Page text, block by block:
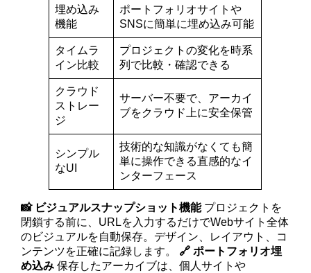
埋め込み
機能
ポートフォリオサイトや
SNSに簡単に埋め込み可能
タイムラ
イン比較
プロジェクトの変化を時系
列で比較・確認できる
クラウド
ストレー
ジ
サーバー不要で、アーカイ
ブをクラウド上に安全保管
シンプル
なUI
技術的な知識がなくても簡
単に操作できる直感的なイ
ンターフェース
📸 ビジュアルスナップショット機能プロジェクトを
閉鎖する前に、URLを入力するだけでWebサイト全体
のビジュアルを自動保存。デザイン、レイアウト、コ
ンテンツを正確に記録します。 🔗 ポートフォリオ埋
め込み 保存したアーカイブは、個人サイトや